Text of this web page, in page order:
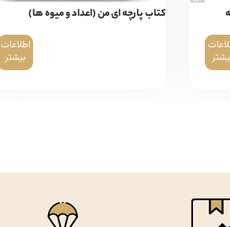
کتاب پارچه ای من (اعداد و میوه ها)
اطلاعات
بیشتر